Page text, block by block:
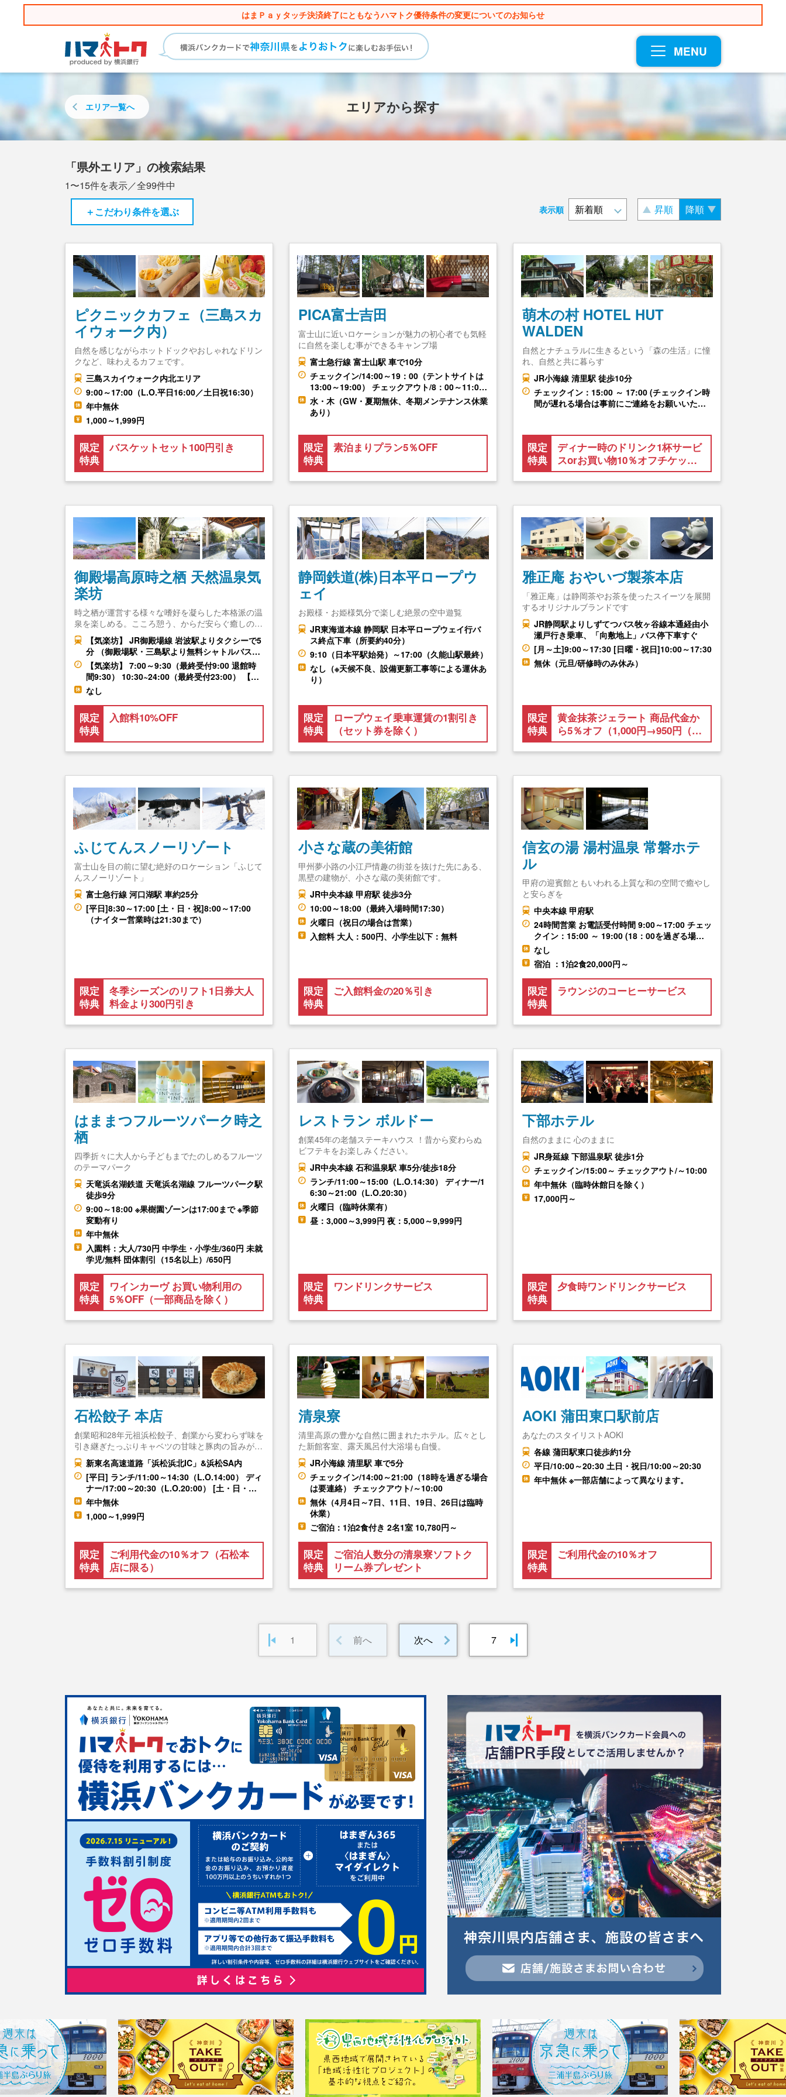
はまＰａｙタッチ決済終了にともなうハマトク優待条件の変更についてのお知らせ
MENU
エリアから探す
エリア一覧へ
「県外エリア」の検索結果
1〜15件を表示／全99件中
＋こだわり条件を選ぶ
表示順 昇順 降順
ピクニックカフェ（三島スカ
イウォーク内）
自然を感じながらホットドックやおしゃれなドリン
クなど、味わえるカフェです。
三島スカイウォーク内北エリア
9:00～17:00（L.O.平日16:00／土日祝16:30）
年中無休
1,000～1,999円
限定
特典
バスケットセット100円引き
PICA富士吉田
富士山に近いロケーションが魅力の初心者でも気軽
に自然を楽しむ事ができるキャンプ場
富士急行線 富士山駅 車で10分
チェックイン/14:00～19：00（テントサイトは
13:00～19:00） チェックアウト/8：00～11:0…
水・木（GW・夏期無休、冬期メンテナンス休業
あり）
限定
特典
素泊まりプラン5％OFF
萌木の村 HOTEL HUT
WALDEN
自然とナチュラルに生きるという「森の生活」に憧
れ、自然と共に暮らす
JR小海線 清里駅 徒歩10分
チェックイン：15:00 ～ 17:00 (チェックイン時
間が遅れる場合は事前にご連絡をお願いいた…
限定
特典
ディナー時のドリンク1杯サービ
スorお買い物10％オフチケッ…
御殿場高原時之栖 天然温泉気
楽坊
時之栖が運営する様々な嗜好を凝らした本格派の温
泉を楽しめる。こころ憩う、からだ安らぐ癒しの…
【気楽坊】 JR御殿場線 岩波駅よりタクシーで5
分 （御殿場駅・三島駅より無料シャトルバス…
【気楽坊】 7:00～9:30（最終受付9:00 退館時
間9:30） 10:30~24:00（最終受付23:00） 【…
なし
限定
特典
入館料10%OFF
静岡鉄道(株)日本平ロープウ
ェイ
お殿様・お姫様気分で楽しむ絶景の空中遊覧
JR東海道本線 静岡駅 日本平ロープウェイ行バ
ス終点下車（所要約40分）
9:10（日本平駅始発）～17:00（久能山駅最終）
なし（※天候不良、設備更新工事等による運休あ
り）
限定
特典
ロープウェイ乗車運賃の1割引き
（セット券を除く）
雅正庵 おやいづ製茶本店
「雅正庵」は静岡茶やお茶を使ったスイーツを展開
するオリジナルブランドです
JR静岡駅よりしずてつバス牧ヶ谷線本通経由小
瀬戸行き乗車、「向敷地上」バス停下車すぐ
[月～土]9:00～17:30 [日曜・祝日]10:00～17:30
無休（元旦/研修時のみ休み）
限定
特典
黄金抹茶ジェラート 商品代金か
ら5％オフ（1,000円→950円（…
ふじてんスノーリゾート
富士山を目の前に望む絶好のロケーション「ふじて
んスノーリゾート」
富士急行線 河口湖駅 車約25分
[平日]8:30～17:00 [土・日・祝]8:00～17:00
（ナイター営業時は21:30まで）
限定
特典
冬季シーズンのリフト1日券大人
料金より300円引き
小さな蔵の美術館
甲州夢小路の小江戸情趣の街並を抜けた先にある、
黒壁の建物が、小さな蔵の美術館です。
JR中央本線 甲府駅 徒歩3分
10:00～18:00（最終入場時間17:30）
火曜日（祝日の場合は営業）
入館料 大人：500円、小学生以下：無料
限定
特典
ご入館料金の20％引き
信玄の湯 湯村温泉 常磐ホテ
ル
甲府の迎賓館ともいわれる上質な和の空間で癒やし
と安らぎを
中央本線 甲府駅
24時間営業 お電話受付時間 9:00～17:00 チェッ
クイン：15:00 ～ 19:00 (18：00を過ぎる場…
なし
宿泊 ：1泊2食20,000円～
限定
特典
ラウンジのコーヒーサービス
はままつフルーツパーク時之
栖
四季折々に大人から子どもまでたのしめるフルーツ
のテーマパーク
天竜浜名湖鉄道 天竜浜名湖線 フルーツパーク駅
徒歩9分
9:00～18:00 ※果樹園ゾーンは17:00まで ※季節
変動有り
年中無休
入園料：大人/730円 中学生・小学生/360円 未就
学児/無料 団体割引（15名以上）/650円
限定
特典
ワインカーヴ お買い物利用の
5％OFF（一部商品を除く）
レストラン ボルドー
創業45年の老舗ステーキハウス ！昔から変わらぬ
ビフテキをお楽しみください。
JR中央本線 石和温泉駅 車5分/徒歩18分
ランチ/11:00～15:00（L.O.14:30） ディナー/1
6:30～21:00（L.O.20:30）
火曜日（臨時休業有）
昼：3,000～3,999円 夜：5,000～9,999円
限定
特典
ワンドリンクサービス
下部ホテル
自然のままに 心のままに
JR身延線 下部温泉駅 徒歩1分
チェックイン/15:00～ チェックアウト/～10:00
年中無休（臨時休館日を除く）
17,000円～
限定
特典
夕食時ワンドリンクサービス
石松餃子 本店
創業昭和28年元祖浜松餃子、創業から変わらず味を
引き継ぎたっぷりキャベツの甘味と豚肉の旨みが…
新東名高速道路「浜松浜北IC」&浜松SA内
[平日] ランチ/11:00～14:30（L.O.14:00） ディ
ナー/17:00～20:30（L.O.20:00） [土・日・…
年中無休
1,000～1,999円
限定
特典
ご利用代金の10％オフ（石松本
店に限る）
清泉寮
清里高原の豊かな自然に囲まれたホテル。広々とし
た新館客室、露天風呂付大浴場も自慢。
JR小海線 清里駅 車で5分
チェックイン/14:00～21:00（18時を過ぎる場合
は要連絡） チェックアウト/～10:00
無休（4月4日～7日、11日、19日、26日は臨時
休業）
ご宿泊：1泊2食付き 2名1室 10,780円～
限定
特典
ご宿泊人数分の清泉寮ソフトク
リーム券プレゼント
AOKI 蒲田東口駅前店
あなたのスタイリストAOKI
各線 蒲田駅東口徒歩約1分
平日/10:00～20:30 土日・祝日/10:00～20:30
年中無休 ※一部店舗によって異なります。
限定
特典
ご利用代金の10％オフ
1 前へ 次へ 7